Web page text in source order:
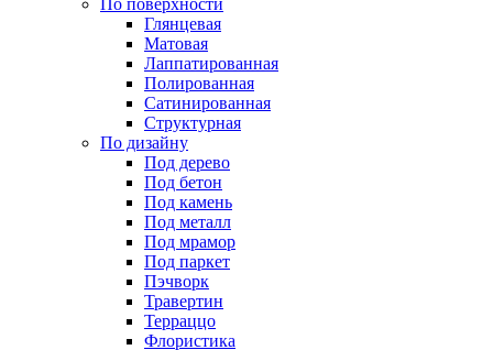
По поверхности
Глянцевая
Матовая
Лаппатированная
Полированная
Сатинированная
Структурная
По дизайну
Под дерево
Под бетон
Под камень
Под металл
Под мрамор
Под паркет
Пэчворк
Травертин
Терраццо
Флористика